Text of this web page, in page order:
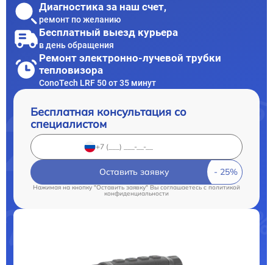
Диагностика за наш счет,
ремонт по желанию
Бесплатный выезд курьера
в день обращения
Ремонт электронно-лучевой трубки
тепловизора
ConoTech LRF 50 от 35 минут
Бесплатная консультация со
специалистом
Оставить заявку
Нажимая на кнопку "Оставить заявку" Вы соглашаетесь cполитикой
конфиденциальности